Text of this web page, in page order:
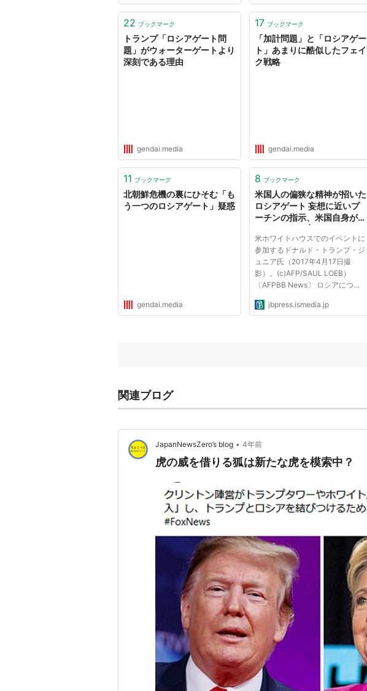
22 ブックマーク
トランプ「ロシアゲート問
題」がウォーターゲートより
深刻である理由
gendai.media
17 ブックマーク
「加計問題」と「ロシアゲー
ト」あまりに酷似したフェイ
ク戦略
gendai.media
11 ブックマーク
北朝鮮危機の裏にひそむ「も
う一つのロシアゲート」疑惑
gendai.media
8 ブックマーク
米国人の偏狭な精神が招いた
ロシアゲート 妄想に近いプ
ーチンの指示、米国自身がハ
ェイビープレス)
米ホワイトハウスでのイベントに
参加するドナルド・トランプ・ジ
ュニア氏（2017年4月17日撮
影）。(c)AFP/SAUL LOEB）
〔AFPBB News〕 ロシアについ
検索すると、ヒットする報道が毎
jbpress.ismedia.jp
関連ブログ
JapanNewsZero’s blog • 4年前
虎の威を借りる狐は新たな虎を模索中？